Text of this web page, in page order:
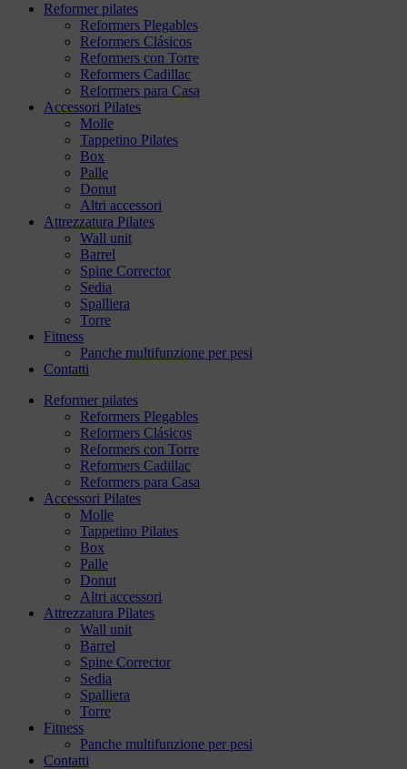
Reformer pilates
Reformers Plegables
Reformers Clásicos
Reformers con Torre
Reformers Cadillac
Reformers para Casa
Accessori Pilates
Molle
Tappetino Pilates
Box
Palle
Donut
Altri accessori
Attrezzatura Pilates
Wall unit
Barrel
Spine Corrector
Sedia
Spalliera
Torre
Fitness
Panche multifunzione per pesi
Contatti
Reformer pilates
Reformers Plegables
Reformers Clásicos
Reformers con Torre
Reformers Cadillac
Reformers para Casa
Accessori Pilates
Molle
Tappetino Pilates
Box
Palle
Donut
Altri accessori
Attrezzatura Pilates
Wall unit
Barrel
Spine Corrector
Sedia
Spalliera
Torre
Fitness
Panche multifunzione per pesi
Contatti